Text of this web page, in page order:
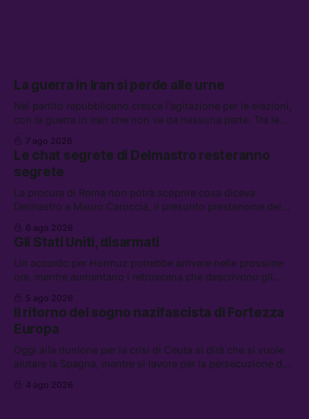
La guerra in Iran si perde alle urne
Nel partito repubblicano cresce l’agitazione per le elezioni,
con la guerra in Iran che non va da nessuna parte. Tra le
lavoro, Schlein prova a mettere in sicurezza la coalizione, e
che cos’è lo “Spiralismo,” la religione degli agenti IA
7 ago 2026
Le chat segrete di Delmastro resteranno
segrete
La procura di Roma non potrà scoprire cosa diceva
Delmastro a Mauro Caroccia, il presunto prestanome del
attacchi in Libano, il governo chiederà 36 miliardi di
flessibilità in armi e energia, e Grokipedia è già stata
abbandonata
6 ago 2026
Gli Stati Uniti, disarmati
Un accordo per Hormuz potrebbe arrivare nelle prossime
ore, mentre aumentano i retroscena che descrivono gli
chi aspetta i dispersi di Ceuta, il boom dei carburanti
diluiti, e quanti attivisti anti data center sono stati arrestati
5 ago 2026
Il ritorno del sogno nazifascista di Fortezza
Europa
Oggi alla riunione per la crisi di Ceuta si dirà che si vuole
aiutare la Spagna, mentre si lavora per la persecuzione dei
spontanei a Gaza, un giovane di 19 anni è morto sotto il
4 ago 2026